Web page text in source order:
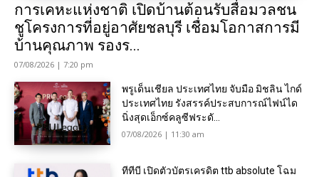
การเคหะแห่งชาติ เปิดบ้านต้อนรับสื่อมวลชน
ชูโครงการที่อยู่อาศัยชลบุรี เชื่อมโอกาสการมี
บ้านคุณภาพ รองร...
07/08/2026 | 7:20 pm
พรูเด็นเชียล ประเทศไทย จับมือ มิชลิน ไกด์
ประเทศไทย รังสรรค์ประสบการณ์ไฟน์ได
นิ่งสุดเอ็กซ์คลูซีฟระดั...
07/08/2026 | 11:30 am
ทีทีบี เปิดตัวบัตรเครดิต ttb absolute โฉม